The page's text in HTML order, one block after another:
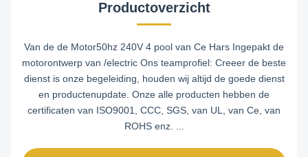
Productoverzicht
Van de de Motor50hz 240V 4 pool van Ce Hars Ingepakt de
motorontwerp van /electric Ons teamprofiel: Creeer de beste
dienst is onze begeleiding, houden wij altijd de goede dienst
en productenupdate. Onze alle producten hebben de
certificaten van ISO9001, CCC, SGS, van UL, van Ce, van
ROHS enz. ...